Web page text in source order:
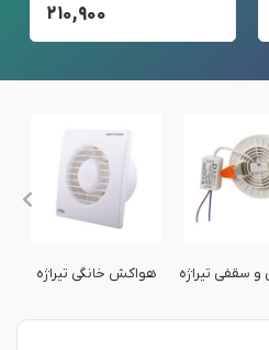
۲۱۰,۹۰۰
و سقفی تیراژه هواکش خانگی تیراژه